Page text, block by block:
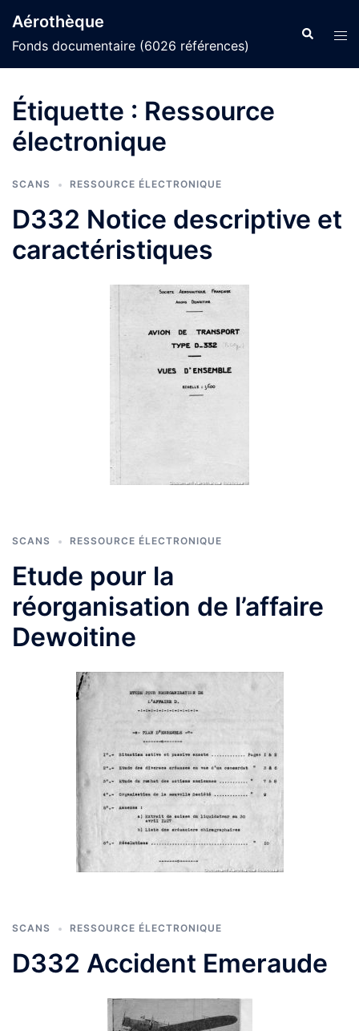
au
contenu
Aérothèque
Fonds documentaire (6026 références)
Étiquette : Ressource
électronique
SCANS RESSOURCE ÉLECTRONIQUE
D332 Notice descriptive et
caractéristiques
SCANS RESSOURCE ÉLECTRONIQUE
Etude pour la
réorganisation de l’affaire
Dewoitine
SCANS RESSOURCE ÉLECTRONIQUE
D332 Accident Emeraude